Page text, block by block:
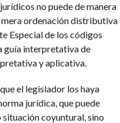
no puede de manera
ordenación distributiva
Especial de los códigos
guía interpretativa de
y aplicativa.
el legislador los haya
jurídica, que puede
coyuntural, sino